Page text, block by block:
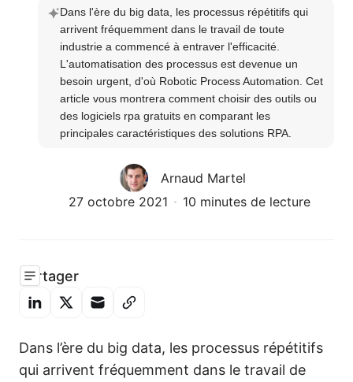
Dans l'ère du big data, les processus répétitifs qui
arrivent fréquemment dans le travail de toute
industrie a commencé à entraver l'efficacité.
L'automatisation des processus est devenue un
besoin urgent, d'où Robotic Process Automation. Cet
article vous montrera comment choisir des outils ou
des logiciels rpa gratuits en comparant les
principales caractéristiques des solutions RPA.
Arnaud Martel
27 octobre 2021
10 minutes de lecture
Partager
Dans l’ère du big data, les processus répétitifs
qui arrivent fréquemment dans le travail de